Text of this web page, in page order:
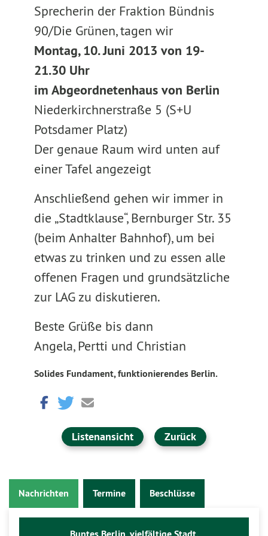
Sprecherin der Fraktion Bündnis
90/Die Grünen, tagen wir
Montag, 10. Juni 2013 von 19-
21.30 Uhr
im Abgeordnetenhaus von Berlin
Niederkirchnerstraße 5 (S+U
Potsdamer Platz)
Der genaue Raum wird unten auf
einer Tafel angezeigt
Anschließend gehen wir immer in
die „Stadtklause“, Bernburger Str. 35
(beim Anhalter Bahnhof), um bei
etwas zu trinken und zu essen alle
offenen Fragen und grundsätzliche
zur LAG zu diskutieren.
Beste Grüße bis dann
Angela, Pertti und Christian
Solides Fundament, funktionierendes Berlin.
Listenansicht Zurück
Nachrichten Termine Beschlüsse